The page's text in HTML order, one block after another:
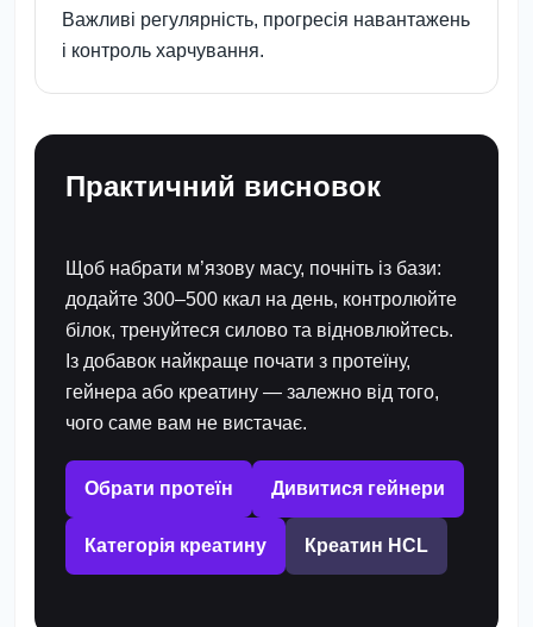
Важливі регулярність, прогресія навантажень
і контроль харчування.
Практичний висновок
Щоб набрати м’язову масу, почніть із бази:
додайте 300–500 ккал на день, контролюйте
білок, тренуйтеся силово та відновлюйтесь.
Із добавок найкраще почати з протеїну,
гейнера або креатину — залежно від того,
чого саме вам не вистачає.
Обрати протеїн Дивитися гейнери
Категорія креатину Креатин HCL